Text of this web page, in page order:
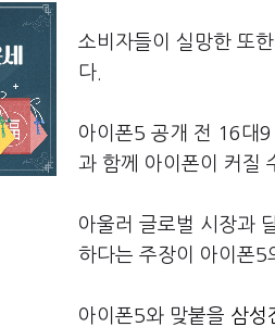
소비자들이 실망한 또
다.
아이폰5 공개 전 16대9
과 함께 아이폰이 커질
아울러 글로벌 시장과
하다는 주장이 아이폰5
아이폰5와 맞붙을 삼성